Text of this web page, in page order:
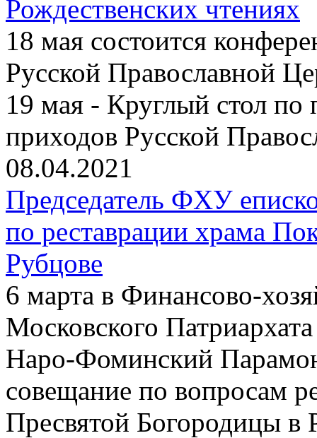
Рождественских чтениях
18 мая состоится
Русской Православной
19 мая - Круглый стол по
приходов Русской
08.04.2021
Председатель ФХУ
по реставрации храма
Рубцове
6 марта в Финансово-
Московского
Наро-Фоминский
совещание по вопросам
Пресвятой Богородицы в